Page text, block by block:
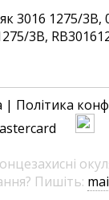
1275/3B,
3B,
| Політика
Пишіть: